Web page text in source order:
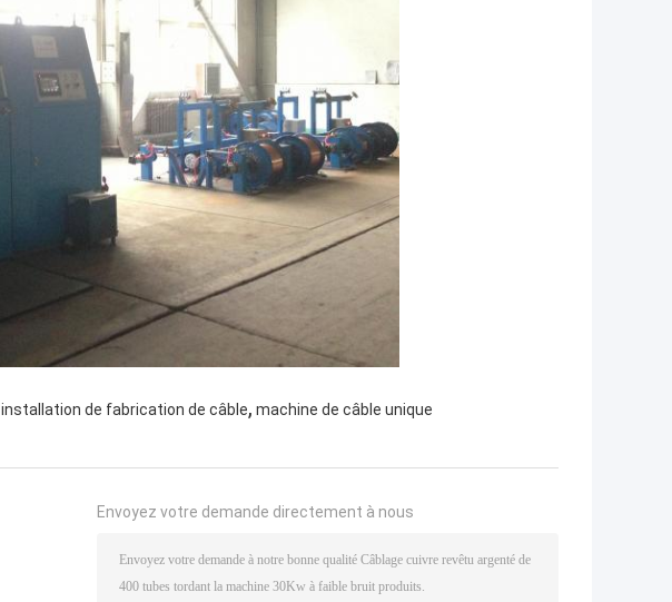
installation de fabrication de câble, machine de câble unique
Envoyez votre demande directement à nous